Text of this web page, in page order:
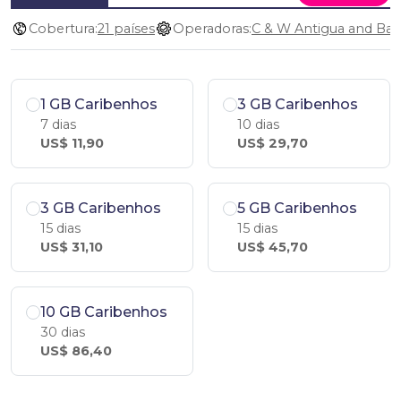
Cobertura:21 países Operadoras:
1 GB Caribenhos
7 dias
US$ 11,90
3 GB Caribenhos
10 dias
US$ 29,70
3 GB Caribenhos
15 dias
US$ 31,10
5 GB Caribenhos
15 dias
US$ 45,70
10 GB Caribenhos
30 dias
US$ 86,40